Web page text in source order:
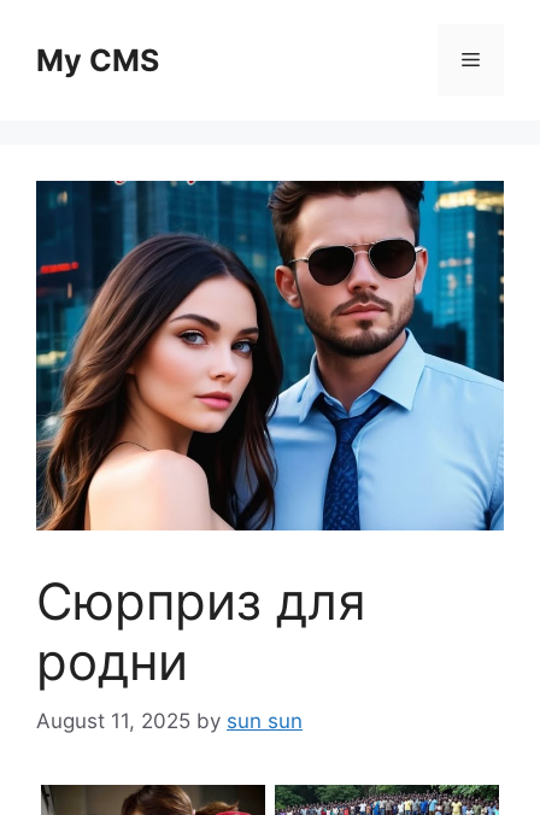
contentMy CMS Menu
Сюрприз для
родни
August 11, 2025 by sun sun